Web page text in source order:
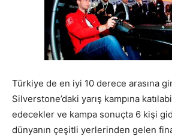
Türkiye de en iyi 10 derece arasına
Silverstone’daki yarış kampına
edecekler ve kampa sonuçta 6 kişi
dünyanın çeşitli yerlerinden gelen